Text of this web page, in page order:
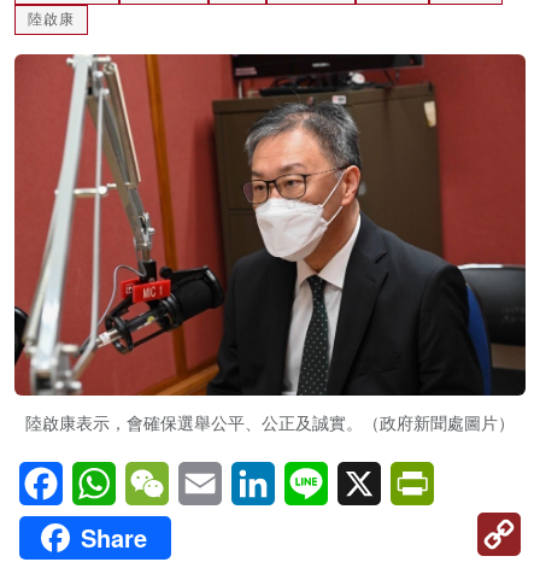
陸啟康
陸啟康表示，會確保選舉公平、公正及誠實。（政府新聞處圖片）
FacebookWhatsAppWeChatEmail LinkedInLine X
Share